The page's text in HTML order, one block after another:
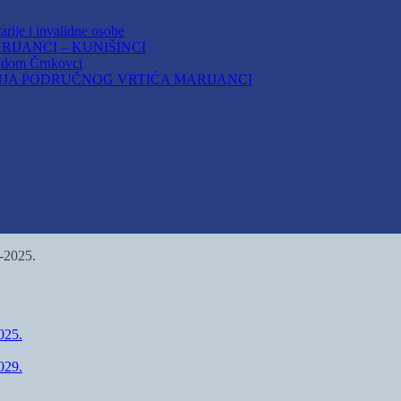
i invalidne osobe
– KUNIŠINCI
Črnkovci
PODRUČNOG VRTIĆA MARIJANCI